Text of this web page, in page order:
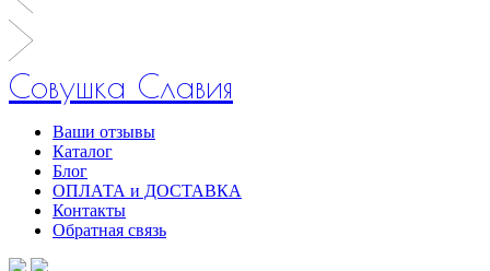
Совушка Славия
Ваши отзывы
Каталог
Блог
ОПЛАТА и ДОСТАВКА
Контакты
Обратная связь